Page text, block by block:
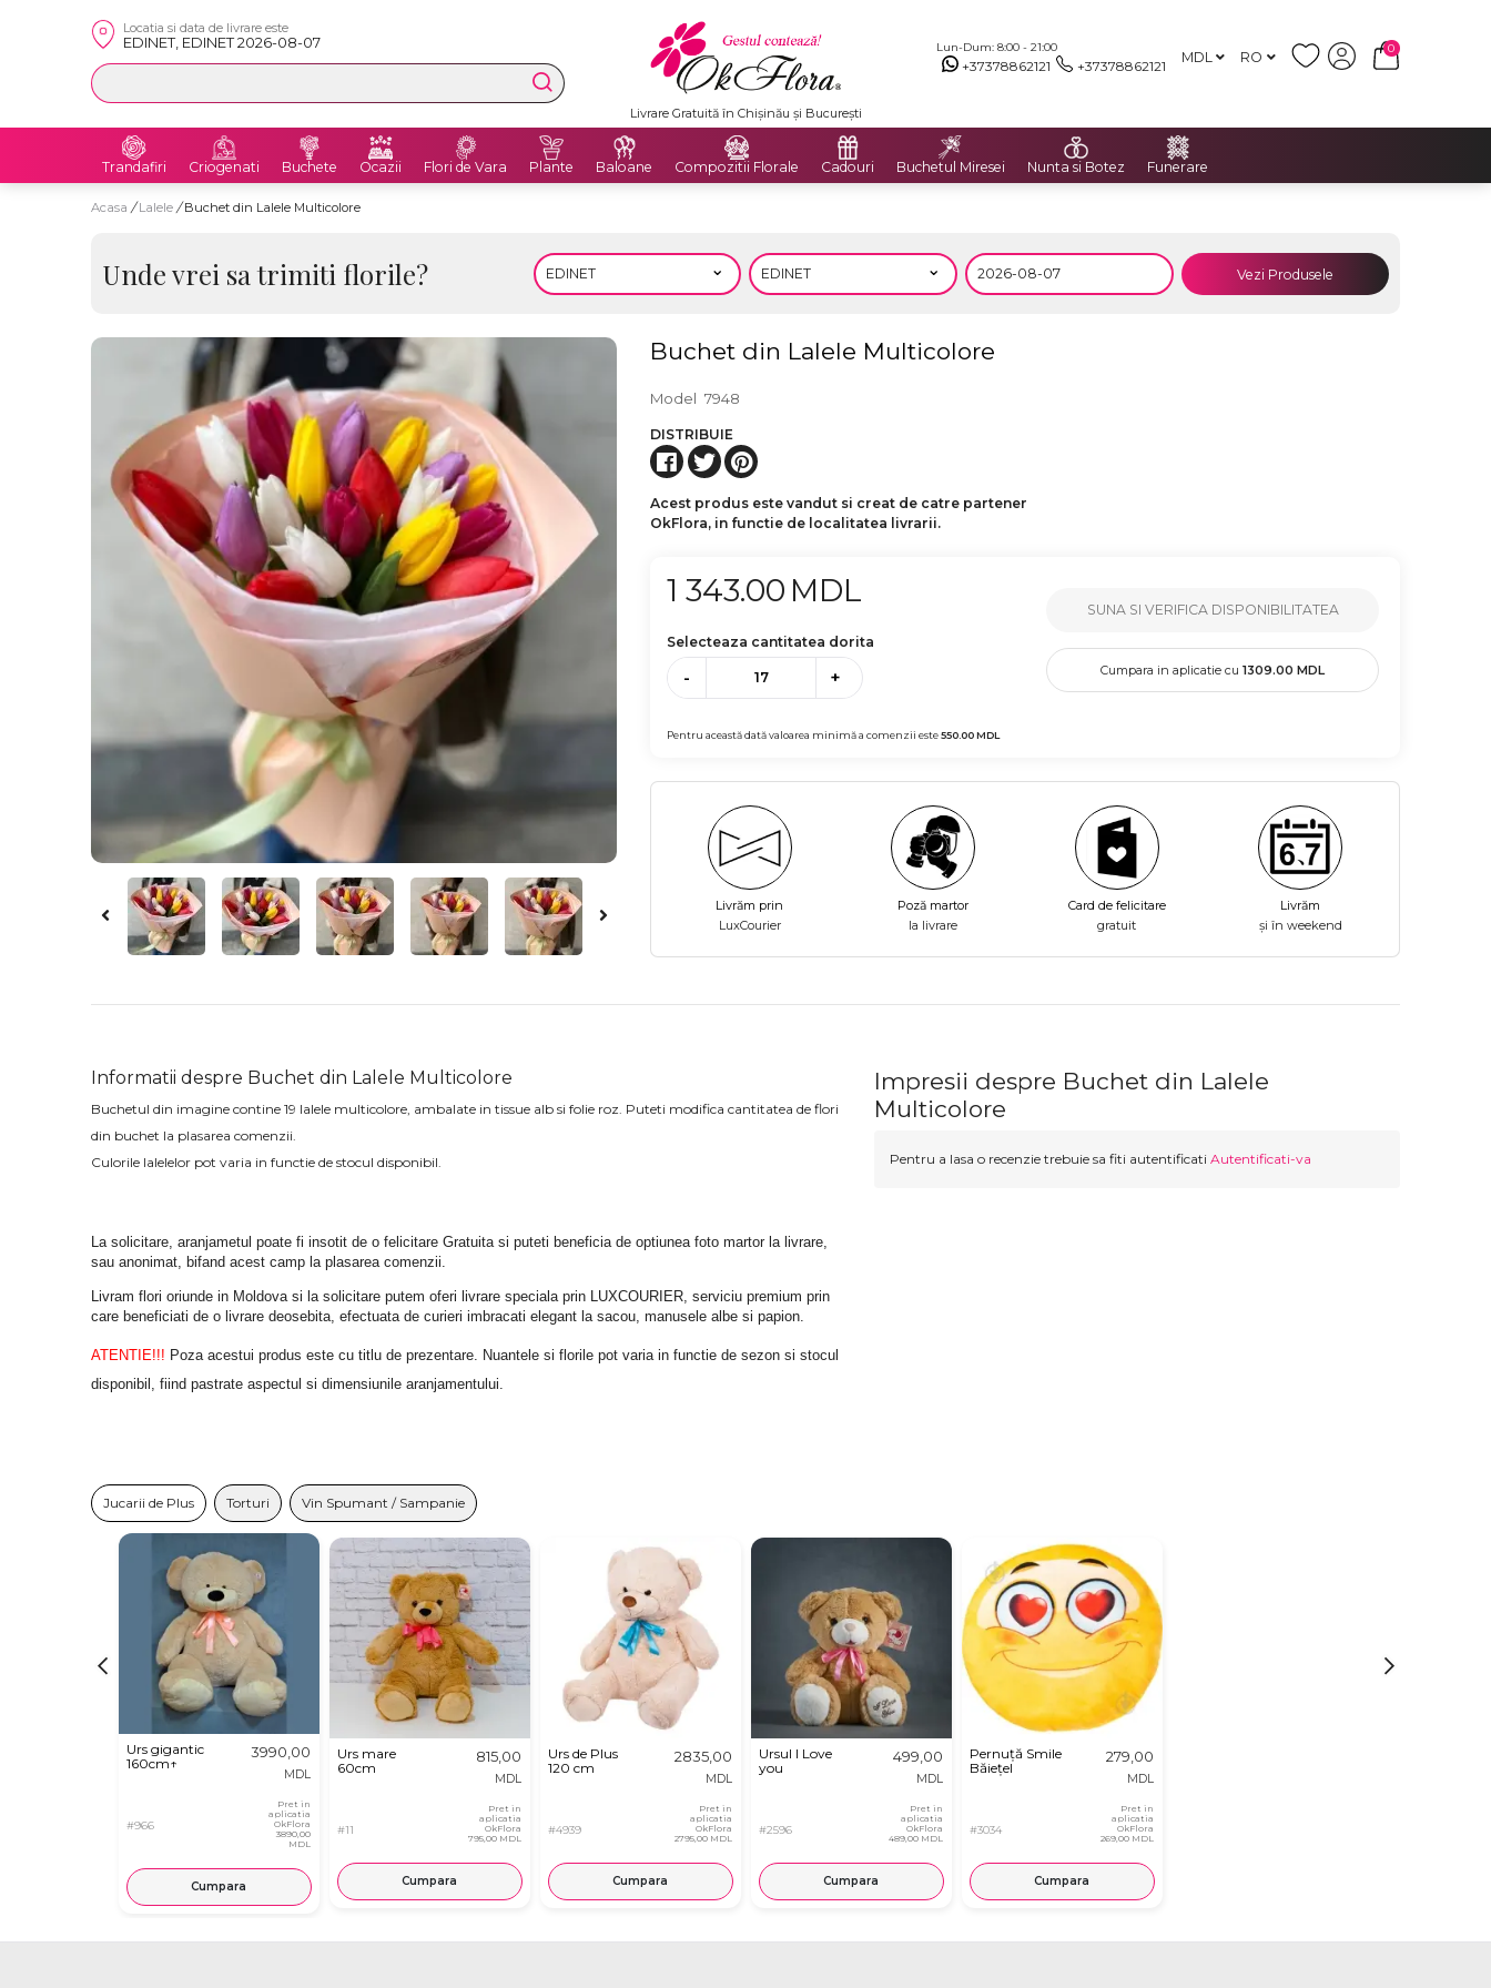
Locatia si data de livrare este
EDINET, EDINET 2026-08-07 Lun-Dum: 8:00 - 21:00
+37378862121 +37378862121 MDL RO
0
Livrare Gratuită în Chișinău și București
Trandafiri Criogenati Buchete Ocazii Flori de Vara Plante Baloane Compozitii Florale Cadouri Buchetul Miresei Nunta si Botez Funerare
Acasa / Lalele / Buchet din Lalele Multicolore
Unde vrei sa trimiti florile? Vezi Produsele
Buchet din Lalele Multicolore
Model 7948
DISTRIBUIE
Acest produs este vandut si creat de catre partener
OkFlora, in functie de localitatea livrarii.
1 343.00 MDL
Selecteaza cantitatea dorita
- +
Pentru această dată valoarea minimă a comenzii este550.00MDL
SUNA SI VERIFICA DISPONIBILITATEA
Cumpara in aplicatie cu1309.00 MDL
Livrăm prin
LuxCourier
Poză martor
la livrare
Card de felicitare
gratuit
Livrăm
și în weekend
Informatii despre Buchet din Lalele Multicolore
Buchetul din imagine contine 19 lalele multicolore, ambalate in tissue alb si folie roz. Puteti modifica cantitatea de flori
din buchet la plasarea comenzii.
Culorile lalelelor pot varia in functie de stocul disponibil.
La solicitare, aranjametul poate fi insotit de o felicitare Gratuita si puteti beneficia de optiunea foto martor la livrare,
sau anonimat, bifand acest camp la plasarea comenzii.
Livram flori oriunde in Moldova si la solicitare putem oferi livrare speciala prin LUXCOURIER, serviciu premium prin
care beneficiati de o livrare deosebita, efectuata de curieri imbracati elegant la sacou, manusele albe si papion.
ATENTIE!!! Poza acestui produs este cu titlu de prezentare. Nuantele si florile pot varia in functie de sezon si stocul
disponibil, fiind pastrate aspectul si dimensiunile aranjamentului.
Impresii despre Buchet din Lalele
Multicolore
Pentru a lasa o recenzie trebuie sa fiti autentificati Autentificati-va
Jucarii de Plus Torturi Vin Spumant / Sampanie
Urs gigantic
160cm↑
#966
3990,00
MDL
Pret in
aplicatia
OkFlora
3890,00
MDL
Cumpara
Urs mare
60cm
#11
815,00
MDL
Pret in
aplicatia
OkFlora
795,00 MDL
Cumpara
Urs de Plus
120 cm
#4939
2835,00
MDL
Pret in
aplicatia
OkFlora
2795,00 MDL
Cumpara
Ursul I Love
you
#2596
499,00
MDL
Pret in
aplicatia
OkFlora
489,00 MDL
Cumpara
Pernuță Smile
Băiețel
#3034
279,00
MDL
Pret in
aplicatia
OkFlora
269,00 MDL
Cumpara